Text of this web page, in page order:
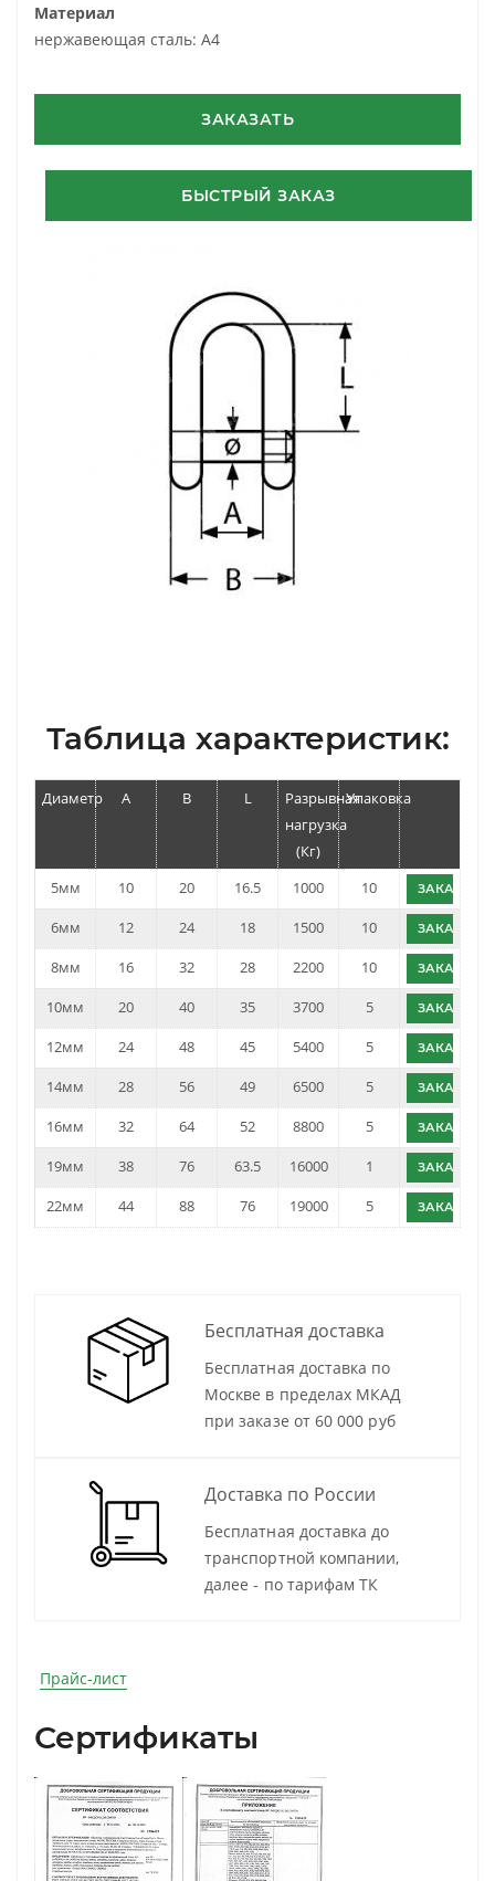
Материал
нержавеющая сталь: A4
ЗАКАЗАТЬ
БЫСТРЫЙ ЗАКАЗ
Таблица характеристик:
Диаметр A B L
Разрывная
нагрузка
(Кг)
Упаковка
5мм 10 20 16.5 1000 10 ЗАКАЗАТЬ
6мм 12 24 18 1500 10 ЗАКАЗАТЬ
8мм 16 32 28 2200 10 ЗАКАЗАТЬ
10мм 20 40 35 3700 5 ЗАКАЗАТЬ
12мм 24 48 45 5400 5 ЗАКАЗАТЬ
14мм 28 56 49 6500 5 ЗАКАЗАТЬ
16мм 32 64 52 8800 5 ЗАКАЗАТЬ
19мм 38 76 63.5 16000 1 ЗАКАЗАТЬ
22мм 44 88 76 19000 5 ЗАКАЗАТЬ
Бесплатная доставка
Бесплатная доставка по
Москве в пределах МКАД
при заказе от 60 000 руб
Доставка по России
Бесплатная доставка до
транспортной компании,
далее - по тарифам ТК
Прайс-лист
Сертификаты